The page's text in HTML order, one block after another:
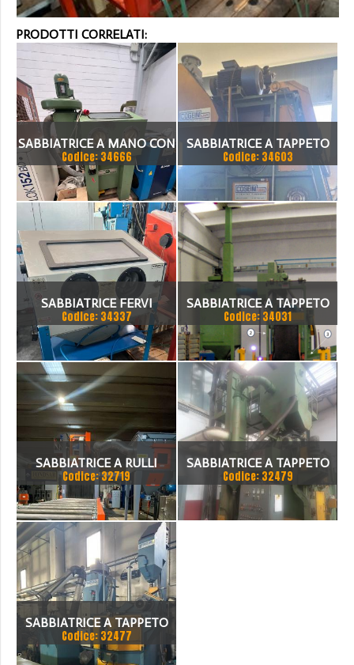
PRODOTTI CORRELATI:
SABBIATRICE A MANO CON
FILTRO
Codice: 34666
SABBIATRICE A TAPPETO
COGEIM
Codice: 34603
SABBIATRICE FERVI
Codice: 34337
SABBIATRICE A TAPPETO
CON LIBRETTO
Codice: 34031
SABBIATRICE A RULLI
1500X1300H 4 TURBINE
Codice: 32719
SABBIATRICE A TAPPETO
FABO TG 10
Codice: 32479
SABBIATRICE A TAPPETO
TURBOTECNICA
Codice: 32477